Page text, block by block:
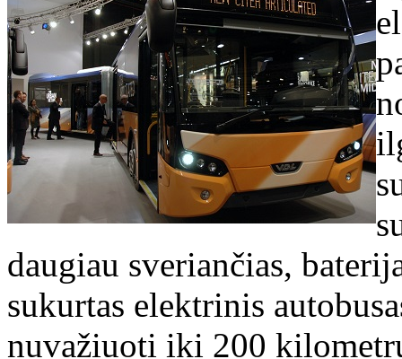
daugiau sveriančias,
sukurtas elektrinis
nuvažiuoti iki 200